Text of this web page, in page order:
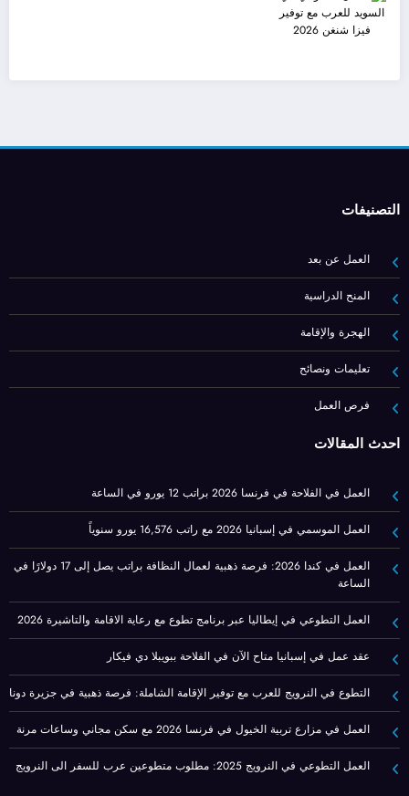
التصنيفات
العمل عن بعد
المنح الدراسية
الهجرة والإقامة
تعليمات ونصائح
فرص العمل
أحدث المقالات
العمل في الفلاحة في فرنسا 2026 براتب 12 يورو في الساعة
العمل الموسمي في إسبانيا 2026 مع راتب 16,576 يورو سنوياً
العمل في كندا 2026: فرصة ذهبية لعمال النظافة براتب يصل إلى 17 دولارًا في
الساعة
العمل التطوعي في إيطاليا عبر برنامج تطوع مع رعاية الاقامة والتاشيرة 2026
عقد عمل في إسبانيا متاح الآن في الفلاحة ببويبلا دي فيكار
التطوع في النرويج للعرب مع توفير الإقامة الشاملة: فرصة ذهبية في جزيرة دونا
العمل في مزارع تربية الخيول في فرنسا 2026 مع سكن مجاني وساعات مرنة
العمل التطوعي في النرويج 2025: مطلوب متطوعين عرب للسفر الى النرويج